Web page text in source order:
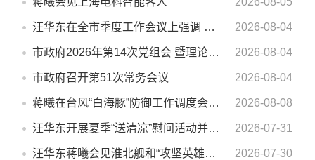
汪华东在全市季度工作会议上强调 锚定打好“三仗”任务和年度预期目标不动摇 在全市上下掀起比学赶超争先进位的攻坚热潮 2026-08-04
市政府2026年第14次党组会 暨理论学习中心组学习会议召开 蒋曦主持会议并讲话 2026-08-04
市政府召开第51次常务会议 2026-08-04
蒋曦在台风“白海豚”防御工作调度会上强调 牢固树立和践行正确政绩观 切实维护人民群众生命财产安全 2026-08-08
汪华东开展夏季“送清凉”慰问活动并调研专门教育工作 落实落细防暑降温措施 用心用情关爱一线职工 2026-07-31
汪华东蒋曦会见淮北舰和“攻坚英雄连”官兵代表 2026-07-30